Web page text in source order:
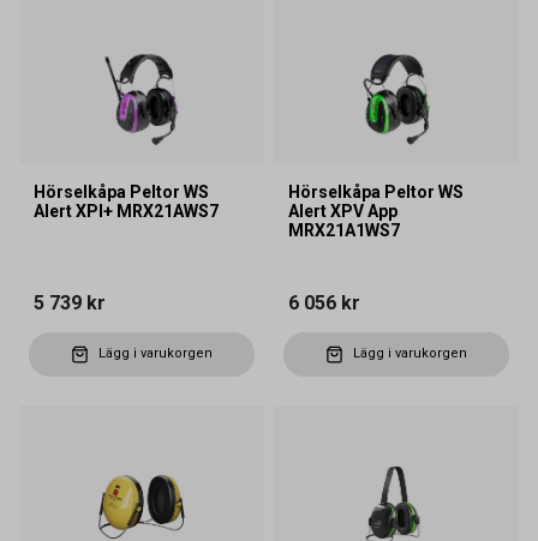
Hörselkåpa Peltor WS
Alert XPI+ MRX21AWS7
5 739 kr
Lägg i varukorgen
Hörselkåpa Peltor WS
Alert XPV App
MRX21A1WS7
6 056 kr
Lägg i varukorgen